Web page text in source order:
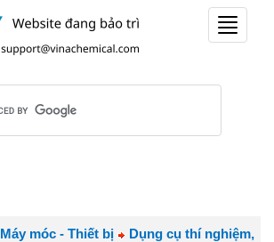
Toggle
Máy móc - Thiết bị
Dụng cụ thí nghiệm,